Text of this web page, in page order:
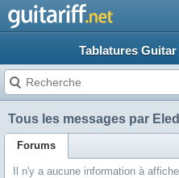
Tablatures Guitar
Tous les messages par
Forums
Il n'y a aucune information à